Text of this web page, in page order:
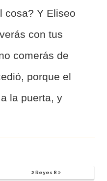
cosa? Y Eliseo
con tus
comerás de
porque el
la puerta, y
2 Reyes 8